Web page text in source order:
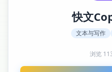
快文
文本与写作
浏览